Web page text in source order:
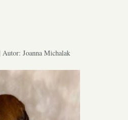
Joanna Michalak